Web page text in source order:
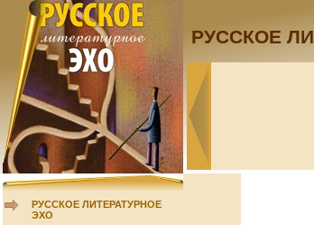
РУССКОЕ
РУССКОЕ ЛИТЕРАТУРНОЕ
ЭХО